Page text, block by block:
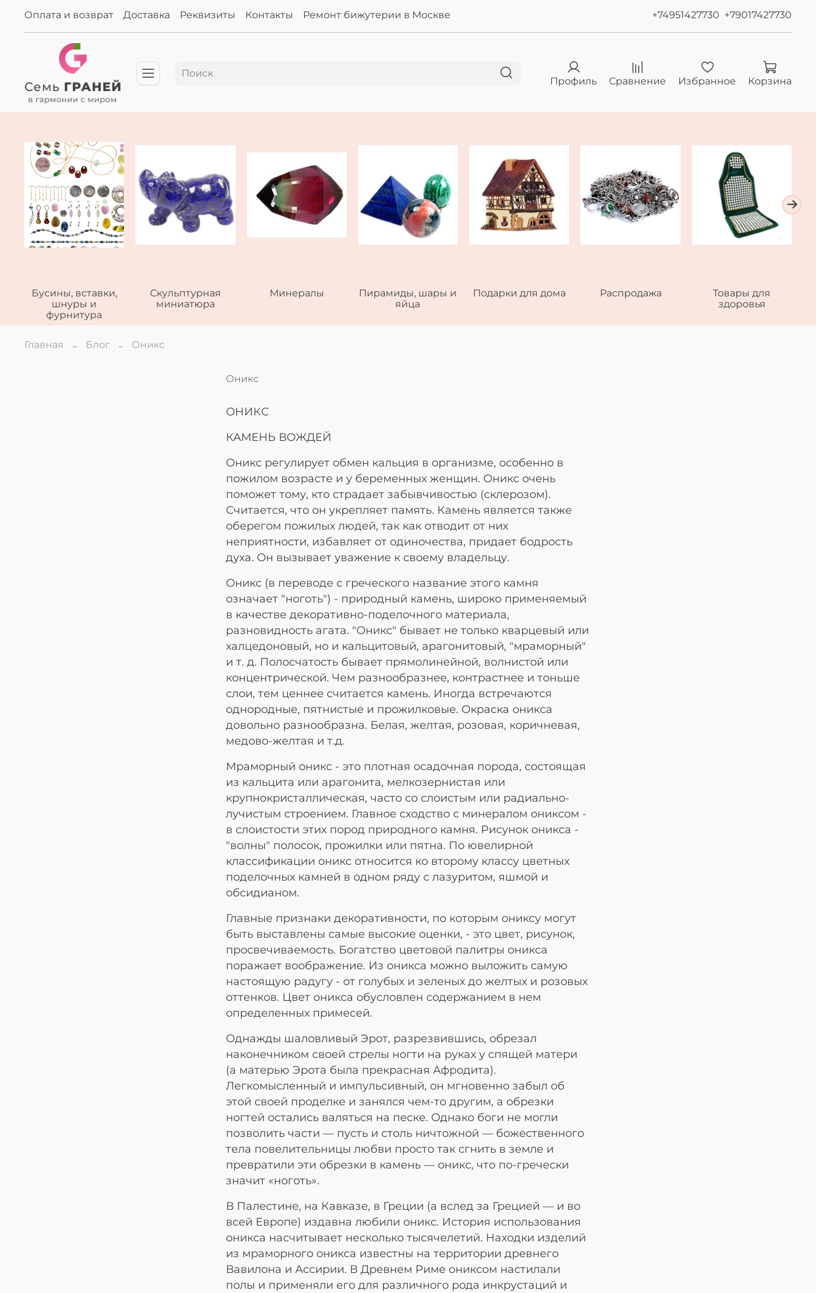
Оплата и возврат Доставка Реквизиты Контакты Ремонт бижутерии в Москве +74951427730 +79017427730
Профиль Сравнение Избранное Корзина
Бусины, вставки,
шнуры и
фурнитура
Скульптурная
миниатюра
Минералы
Пирамиды, шары и
яйца
Подарки для дома Распродажа
Товары для
здоровья
Главная Блог Оникс
Оникс
ОНИКС
КАМЕНЬ ВОЖДЕЙ
Оникс регулирует обмен кальция в организме, особенно в
пожилом возрасте и у беременных женщин. Оникс очень
поможет тому, кто страдает забывчивостью (склерозом).
Считается, что он укрепляет память. Камень является также
оберегом пожилых людей, так как отводит от них
неприятности, избавляет от одиночества, придает бодрость
духа. Он вызывает уважение к своему владельцу.
Оникс (в переводе с греческого название этого камня
означает "ноготь") - природный камень, широко применяемый
в качестве декоративно-поделочного материала,
разновидность агата. "Оникс" бывает не только кварцевый или
халцедоновый, но и кальцитовый, арагонитовый, "мраморный"
и т. д. Полосчатость бывает прямолинейной, волнистой или
концентрической. Чем разнообразнее, контрастнее и тоньше
слои, тем ценнее считается камень. Иногда встречаются
однородные, пятнистые и прожилковые. Окраска оникса
довольно разнообразна. Белая, желтая, розовая, коричневая,
медово-желтая и т.д.
Мраморный оникс - это плотная осадочная порода, состоящая
из кальцита или арагонита, мелкозернистая или
крупнокристаллическая, часто со слоистым или радиально-
лучистым строением. Главное сходство с минералом ониксом -
в слоистости этих пород природного камня. Рисунок оникса -
"волны" полосок, прожилки или пятна. По ювелирной
классификации оникс относится ко второму классу цветных
поделочных камней в одном ряду с лазуритом, яшмой и
обсидианом.
Главные признаки декоративности, по которым ониксу могут
быть выставлены самые высокие оценки, - это цвет, рисунок,
просвечиваемость. Богатство цветовой палитры оникса
поражает воображение. Из оникса можно выложить самую
настоящую радугу - от голубых и зеленых до желтых и розовых
оттенков. Цвет оникса обусловлен содержанием в нем
определенных примесей.
Однажды шаловливый Эрот, разрезвившись, обрезал
наконечником своей стрелы ногти на руках у спящей матери
(а матерью Эрота была прекрасная Афродита).
Легкомысленный и импульсивный, он мгновенно забыл об
этой своей проделке и занялся чем-то другим, а обрезки
ногтей остались валяться на песке. Однако боги не могли
позволить части — пусть и столь ничтожной — божественного
тела повелительницы любви просто так сгнить в земле и
превратили эти обрезки в камень — оникс, что по-гречески
значит «ноготь».
В Палестине, на Кавказе, в Греции (а вслед за Грецией — и во
всей Европе) издавна любили оникс. История использования
оникса насчитывает несколько тысячелетий. Находки изделий
из мраморного оникса известны на территории древнего
Вавилона и Ассирии. В Древнем Риме ониксом настилали
полы и применяли его для различного рода инкрустаций и